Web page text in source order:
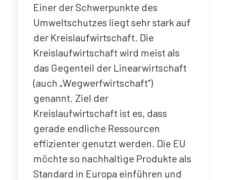
Einer der Schwerpunkte des
Umweltschutzes liegt sehr stark auf
der Kreislaufwirtschaft. Die
Kreislaufwirtschaft wird meist als
das Gegenteil der Linearwirtschaft
(auch „Wegwerfwirtschaft“)
genannt. Ziel der
Kreislaufwirtschaft ist es, dass
gerade endliche Ressourcen
effizienter genutzt werden. Die EU
möchte so nachhaltige Produkte als
Standard in Europa einführen und